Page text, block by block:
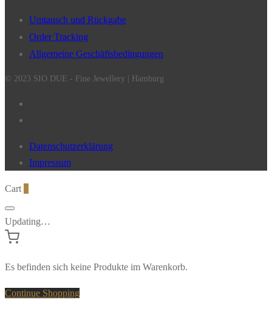
Umtausch und Rückgabe
Order Tracking
Allgemeine Geschäftsbedingungen
© 2023 SIO DUE - Fine Jewellery | Hamburg
Datenschutzerklärung
Impressum
Cart
Updating…
Es befinden sich keine Produkte im Warenkorb.
Continue Shopping